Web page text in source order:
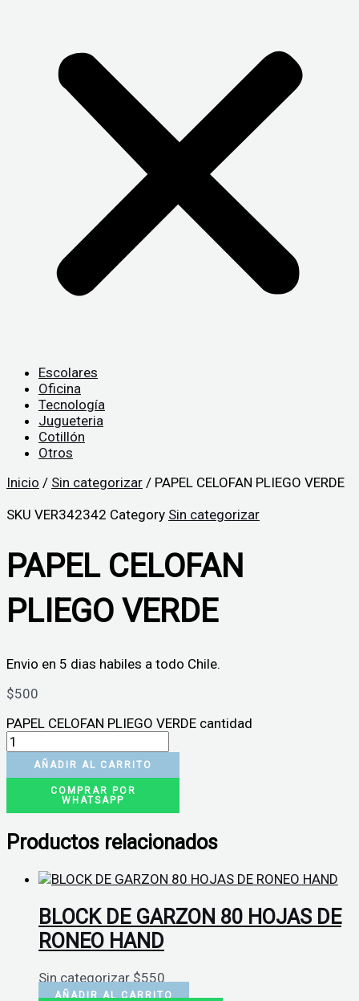
Escolares
Oficina
Tecnología
Jugueteria
Cotillón
Otros
Inicio / Sin categorizar / PAPEL CELOFAN PLIEGO VERDE
SKU VER342342 Category Sin categorizar
PAPEL CELOFAN
PLIEGO VERDE
Envio en 5 dias habiles a todo Chile.
$500
PAPEL CELOFAN PLIEGO VERDE cantidad
AÑADIR AL CARRITO
COMPRAR POR
WHATSAPP
Productos relacionados
BLOCK DE GARZON 80 HOJAS DE
RONEO HAND
Sin categorizar $550
AÑADIR AL CARRITO